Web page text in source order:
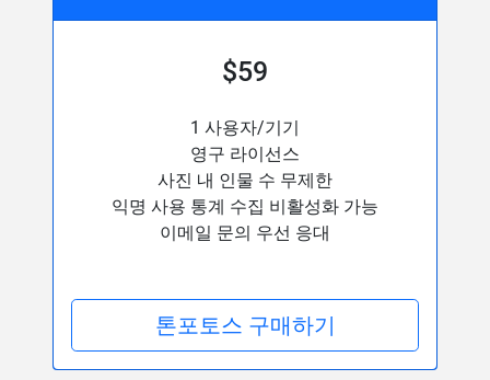
$59
1 사용자/기기
영구 라이선스
사진 내 인물 수 무제한
익명 사용 통계 수집 비활성화 가능
이메일 문의 우선 응대
톤포토스 구매하기